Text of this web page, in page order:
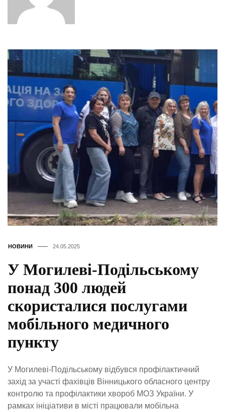
НОВИНИ 24.05.2025
У Могилеві-Подільському
понад 300 людей
скористалися послугами
мобільного медичного
пункту
У Могилеві-Подільському відбувся профілактичний
захід за участі фахівців Вінницького обласного центру
контролю та профілактики хвороб МОЗ України. У
рамках ініціативи в місті працювали мобільна